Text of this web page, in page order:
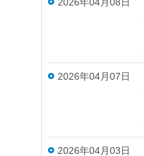
2026年04月08日
2026年04月07日
2026年04月03日